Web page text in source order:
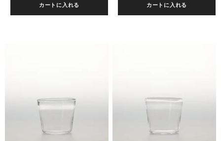
カートに入れる カートに入れる